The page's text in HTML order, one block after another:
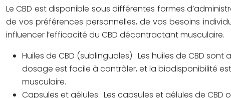
Le CBD est disponible sous différentes formes
de vos préférences personnelles, de vos besoins
influencer l’efficacité du CBD décontractant musculaire.
Huiles de CBD (sublinguales) : Les huiles de CBD
dosage est facile à contrôler, et la biodisponibilité
musculaire.
Capsules et gélules : Les capsules et gélules de